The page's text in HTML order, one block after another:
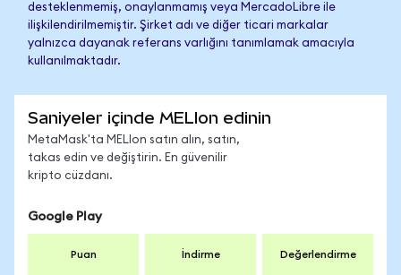
desteklenmemiş, onaylanmamış veya MercadoLibre ile
ilişkilendirilmemiştir. Şirket adı ve diğer ticari markalar
yalnızca dayanak referans varlığını tanımlamak amacıyla
kullanılmaktadır.
Saniyeler içinde MELIon edinin
MetaMask'ta MELIon satın alın, satın,
takas edin ve değiştirin. En güvenilir
kripto cüzdanı.
Google Play
Puan İndirme Değerlendirme